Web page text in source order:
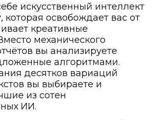
искусственный интеллект
которая освобождает вас от
креативные
механического
вы анализируете
алгоритмами.
десятков вариаций
вы выбираете и
из сотен
ИИ.